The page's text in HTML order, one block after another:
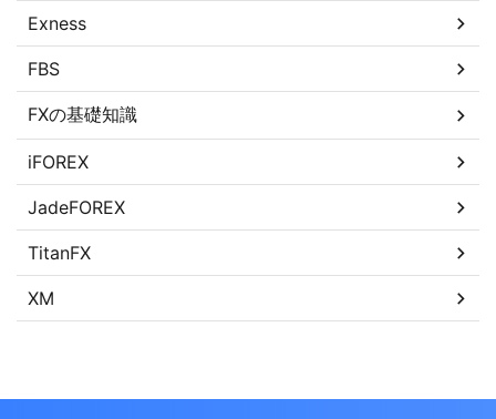
Exness
FBS
FXの基礎知識
iFOREX
JadeFOREX
TitanFX
XM